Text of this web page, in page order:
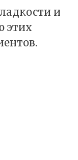
и
этих